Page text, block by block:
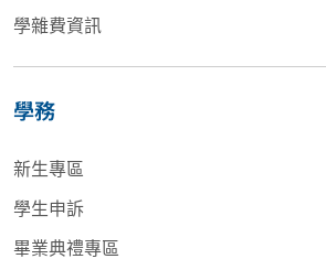
學雜費資訊
學務
新生專區
學生申訴
畢業典禮專區